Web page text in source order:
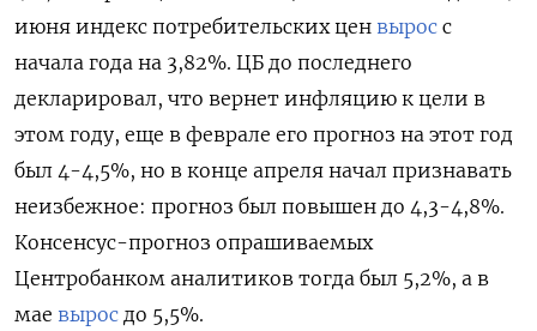
июня индекс потребительских цен вырос с
начала года на 3,82%. ЦБ до последнего
декларировал, что вернет инфляцию к цели в
этом году, еще в феврале его прогноз на этот год
был 4-4,5%, но в конце апреля начал признавать
неизбежное: прогноз был повышен до 4,3-4,8%.
Консенсус-прогноз опрашиваемых
Центробанком аналитиков тогда был 5,2%, а в
мае вырос до 5,5%.